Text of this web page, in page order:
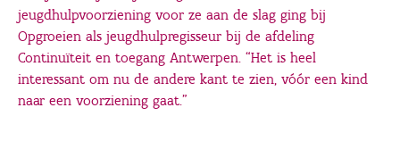
jeugdhulpvoorziening voor ze aan de slag ging bij
Opgroeien als jeugdhulpregisseur bij de afdeling
Continuïteit en toegang Antwerpen. “Het is heel
interessant om nu de andere kant te zien, vóór een kind
naar een voorziening gaat.”